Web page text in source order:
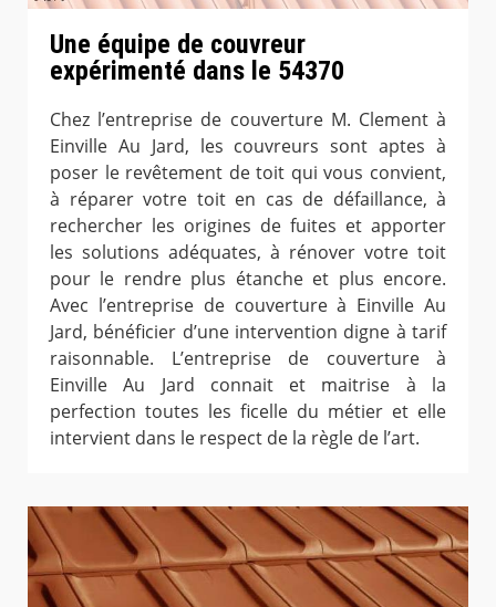
Une équipe de couvreur
expérimenté dans le 54370
Chez l’entreprise de couverture M. Clement à
Einville Au Jard, les couvreurs sont aptes à
poser le revêtement de toit qui vous convient,
à réparer votre toit en cas de défaillance, à
rechercher les origines de fuites et apporter
les solutions adéquates, à rénover votre toit
pour le rendre plus étanche et plus encore.
Avec l’entreprise de couverture à Einville Au
Jard, bénéficier d’une intervention digne à tarif
raisonnable. L’entreprise de couverture à
Einville Au Jard connait et maitrise à la
perfection toutes les ficelle du métier et elle
intervient dans le respect de la règle de l’art.